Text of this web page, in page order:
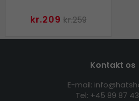
kr.209 kr.259
Kontakt os
E-mail:
Tel: +45 89 87